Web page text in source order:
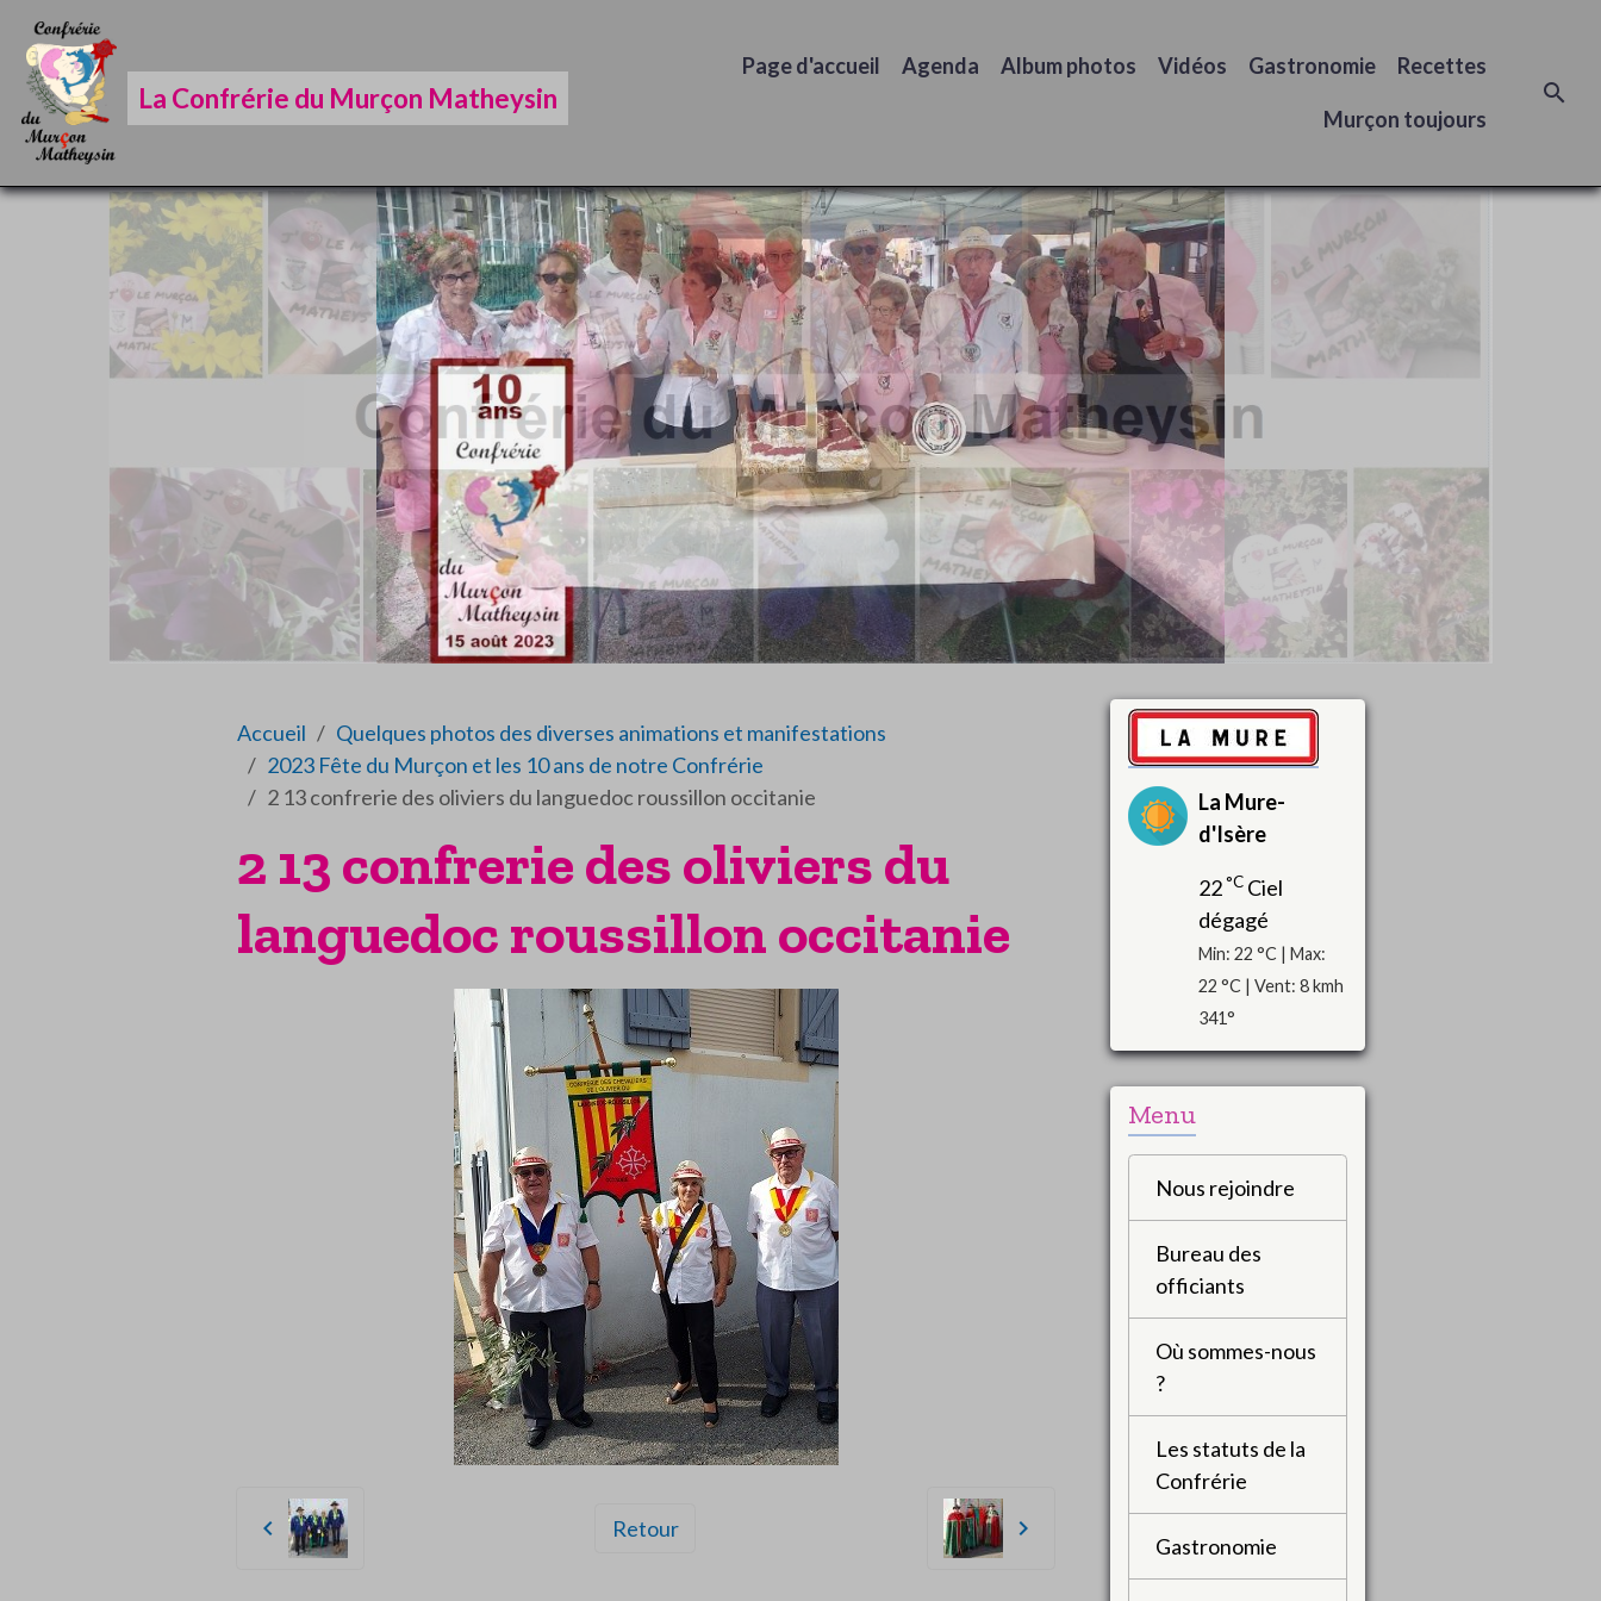
La Confrérie du Murçon Matheysin
Page d'accueil Agenda Album photos Vidéos Gastronomie Recettes
Murçon toujours
Accueil
Quelques photos des diverses animations et manifestations
2023 Fête du Murçon et les 10 ans de notre Confrérie
2 13 confrerie des oliviers du languedoc roussillon occitanie
2 13 confrerie des oliviers du
languedoc roussillon occitanie
Retour
La Mure-
d'Isère
22 °CCiel
dégagé
Min: 22 °C | Max:
22 °C | Vent: 8 kmh
341°
Menu
Nous rejoindre
Bureau des
officiants
Où sommes-nous
?
Les statuts de la
Confrérie
Gastronomie